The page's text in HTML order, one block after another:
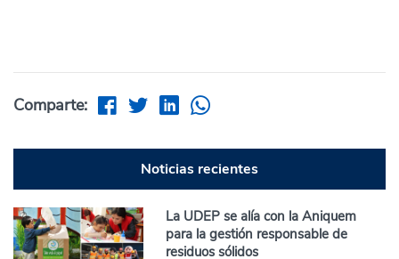
Comparte:
Noticias recientes
La UDEP se alía con la Aniquem
para la gestión responsable de
residuos sólidos